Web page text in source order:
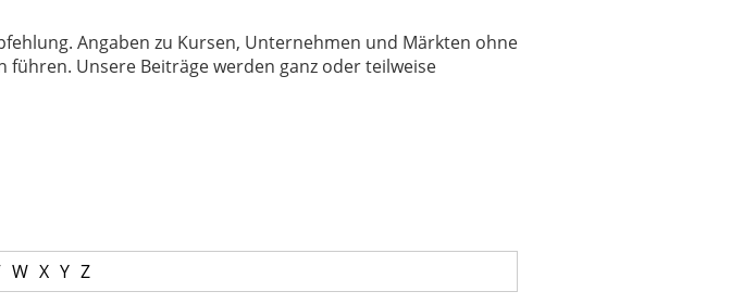
Angaben zu Kursen, Unternehmen und Märkten ohne
Unsere Beiträge werden ganz oder teilweise
W X Y Z